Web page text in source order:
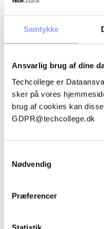
Samtykke
Ansvarlig brug af dine
Techcollege er
sker på vores
brug af cookies kan
GDPR@techcollege.dk
Nødvendig
Præferencer
Statistik
· Besøg på erhvervs- og
Kompetenceudvikling og
· Løbende evaluering og
· Udvikling af håndbog og
erfaringsopsamlinger fra
• Hvilke opnåede
helhedsorienteret